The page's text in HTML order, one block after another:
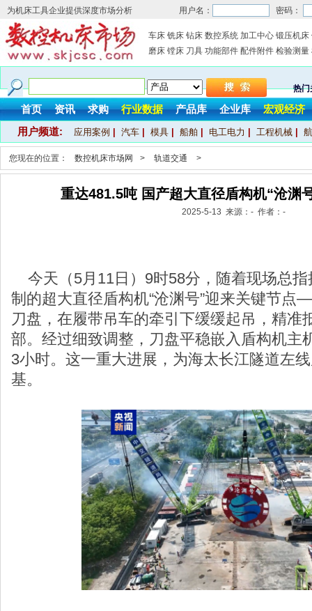
为机床工具企业提供深度市场分析 用户名： 密码：
车床 铣床 钻床 数控系统 加工中心 锻压机床
磨床 镗床 刀具 功能部件 配件附件 检验测量
热门
首页 资讯 求购 行业数据 产品库 企业库 宏观经济
用户频道: 应用案例 汽车 模具 船舶 电工电力 工程机械
您现在的位置： 数控机床市场网 > 轨道交通 >
重达481.5吨 国产超大直径盾构机“沧渊
2025-5-13 来源：- 作者：-
今天（5月11日）9时58分，随着现场总
制的超大直径盾构机“沧渊号”迎来关键节
刀盘，在履带吊车的牵引下缓缓起吊，精准
部。经过细致调整，刀盘平稳嵌入盾构机主
3小时。这一重大进展，为海太长江隧道左
基。